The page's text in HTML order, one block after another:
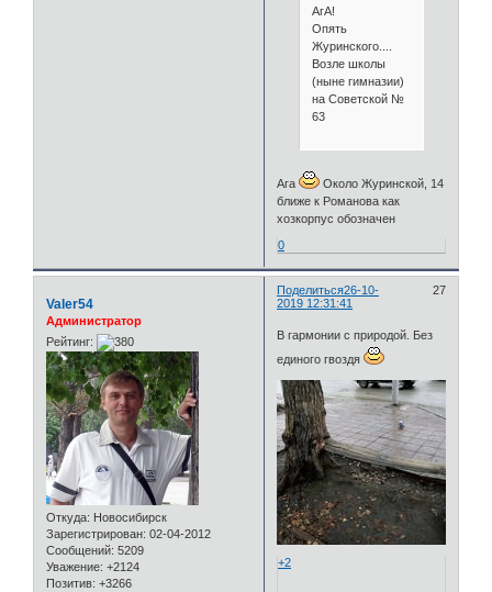
АгА!
Опять
Журинского....
Возле школы
(ныне гимназии)
на Советской №
63
Ага
Около Журинской, 14
ближе к Романова как
хозкорпус обозначен
0
Поделиться 27
26-10-
2019 12:31:41
Valer54
Администратор
Рейтинг:
Откуда: Новосибирск
Зарегистрирован: 02-04-2012
Сообщений: 5209
Уважение: +2124
Позитив: +3266
В гармонии с природой. Без
единого гвоздя
+2